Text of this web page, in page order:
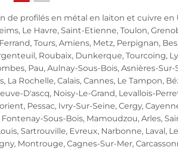
profilés en métal en laiton et cuivre en
Le Havre, Saint-Etienne, Toulon,
Tours, Amiens, Metz, Perpignan,
Roubaix, Dunkerque, Tourcoing,
Pau, Aulnay-Sous-Bois, Asnières-
Rochelle, Calais, Cannes, Le Tampon,
D'ascq, Noisy-Le-Grand, Levallois-
Pessac, Ivry-Sur-Seine, Cergy,
Sous-Bois, Mamoudzou, Arles,
Sartrouville, Evreux, Narbonne, Laval,
Montrouge, Cagnes-Sur-Mer,